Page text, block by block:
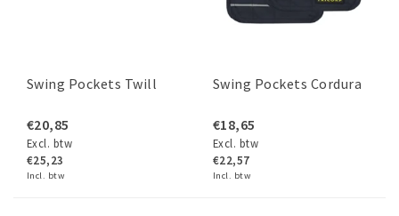
Swing Pockets Twill
€20,85
Excl. btw
€25,23
Incl. btw
Swing Pockets Cordura
€18,65
Excl. btw
€22,57
Incl. btw